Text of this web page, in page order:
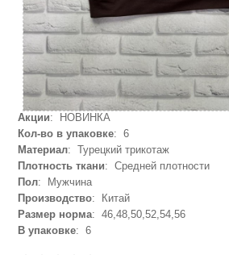
Акции: НОВИНКА
Кол-во в упаковке: 6
Материал: Турецкий трикотаж
Плотность ткани: Средней плотности
Пол: Мужчина
Производство: Китай
Размер норма: 46,48,50,52,54,56
В упаковке: 6